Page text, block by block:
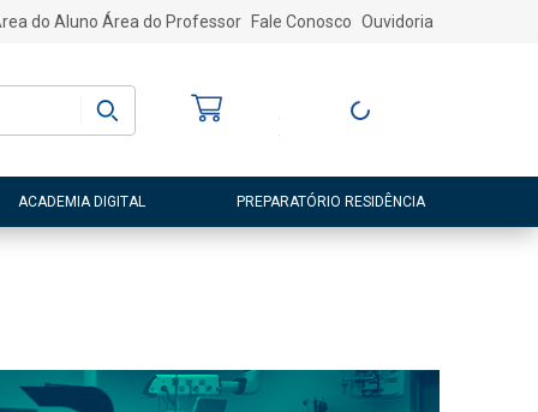
do Aluno Área do Professor Fale Conosco Ouvidoria
Entre ou Cadastre-
ACADEMIA DIGITAL PREPARATÓRIO RESIDÊNCIA